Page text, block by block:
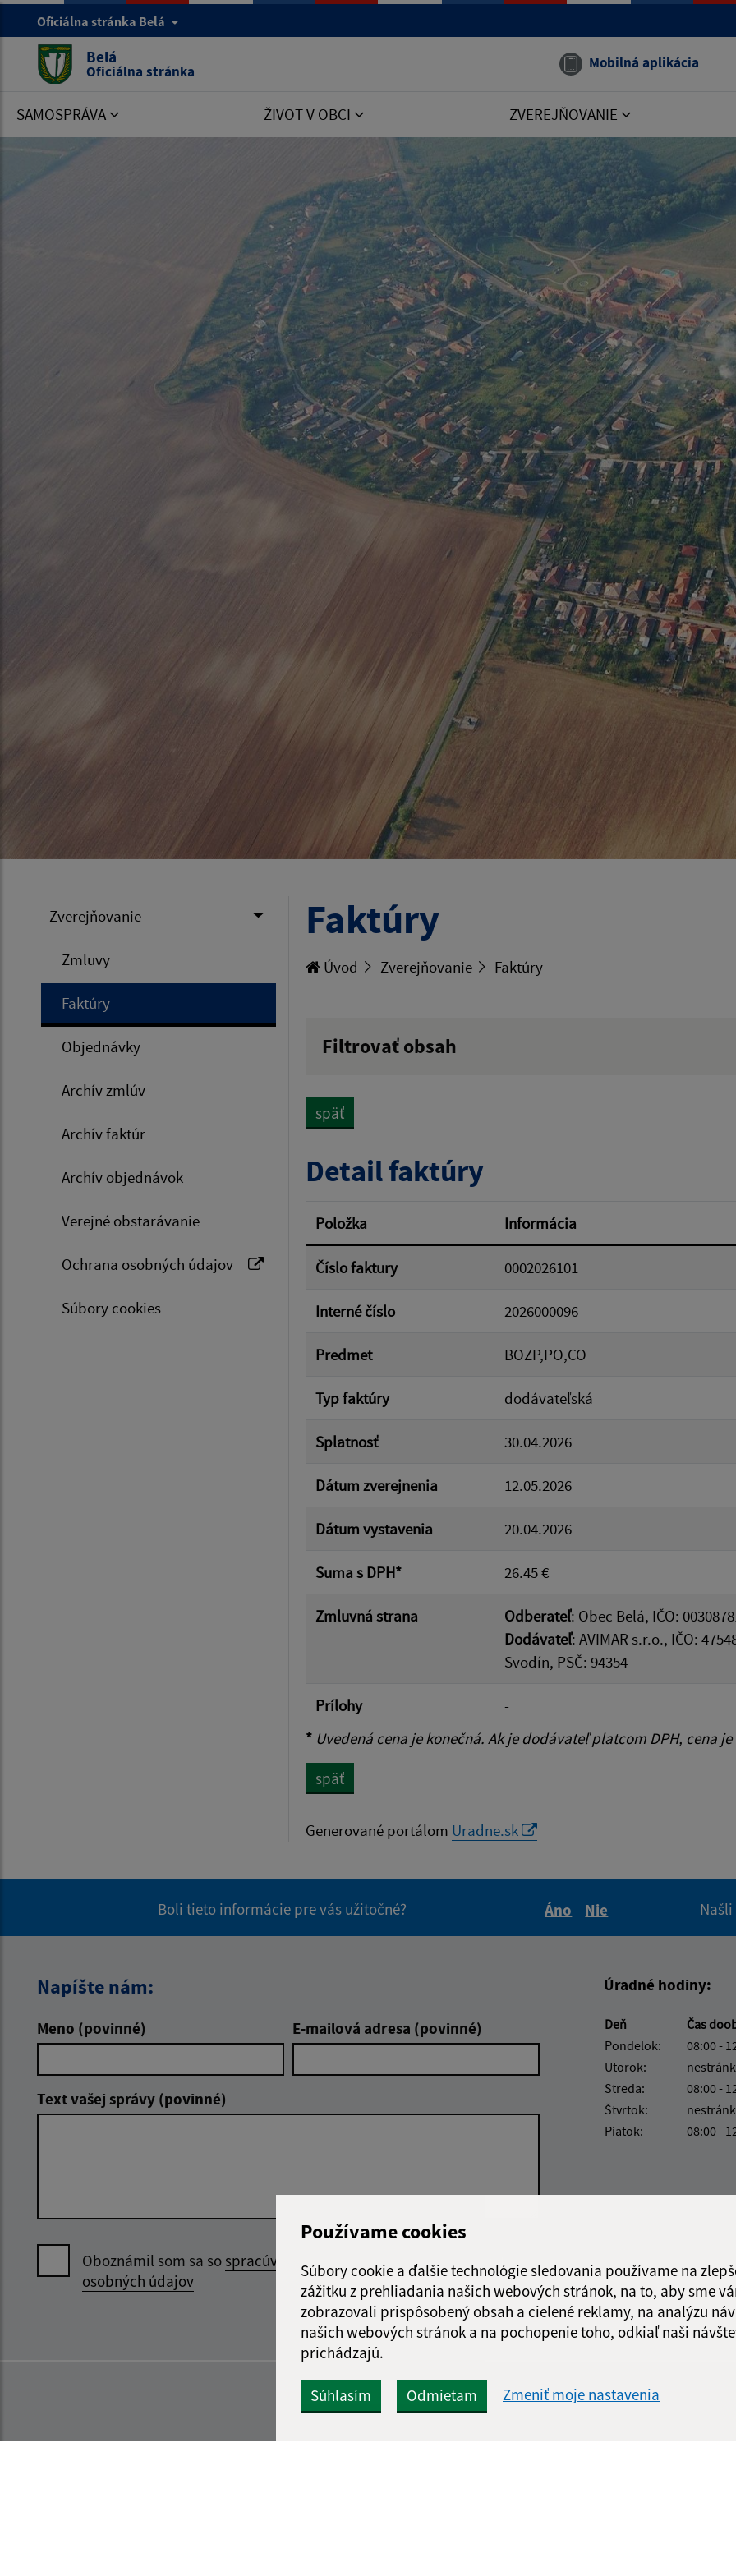
Používame cookies
Súbory cookie a ďalšie technológie sledovania používame na
zážitku z prehliadania našich webových stránok, na to, aby sme
zobrazovali prispôsobený obsah a cielené reklamy, na analýzu
našich webových stránok a na pochopenie toho, odkiaľ naši
prichádzajú.
Súhlasím Odmietam Zmeniť moje nastavenia
Oficiálna stránka Belá
Belá
Oficiálna stránka Mobilná aplikácia
SAMOSPRÁVA ŽIVOT V OBCI ZVEREJŇOVANIE
Zverejňovanie
Zmluvy
Faktúry
Objednávky
Archív zmlúv
Archív faktúr
Archív objednávok
Verejné obstarávanie
Ochrana osobných údajov
Súbory cookies
Faktúry
Úvod Zverejňovanie Faktúry
Filtrovať obsah
Suma od:
Filtrovať
späť
Detail faktúry
Položka Informácia
Číslo faktury 0002026101
Interné číslo 2026000096
Predmet BOZP,PO,CO
Typ faktúry dodávateľská
Splatnosť 30.04.2026
Dátum zverejnenia 12.05.2026
Dátum vystavenia 20.04.2026
Suma s DPH* 26.45 €
Zmluvná strana Odberateľ: Obec Belá, IČO:
Dodávateľ: AVIMAR s.r.o., IČO:
Svodín, PSČ: 94354
Prílohy
-
* Uvedená cena je konečná. Ak je dodávateľ platcom DPH, cena
späť
Generované portálom Uradne.sk
Boli tieto informácie pre vás užitočné?
Áno
Nie
Napíšte nám:
Meno (povinné) E-mailová adresa (povinné)
Text vašej správy (povinné)
Oboznámil som sa sospracúvaním
osobných údajov
Odoslať správu
Úradné hodiny:
Deň Čas
Pondelok:
08:00 -
Utorok:
Streda:
08:00 -
Štvrtok:
Piatok:
08:00 -